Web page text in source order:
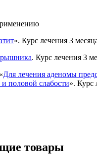
». Курс лечения 3
. Курс лечения 3
Для лечения аденомы
половой слабости». Курс
товары